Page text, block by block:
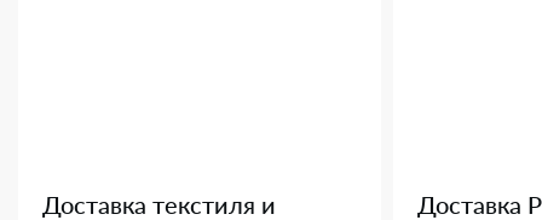
Доставка текстиля и
Доставка